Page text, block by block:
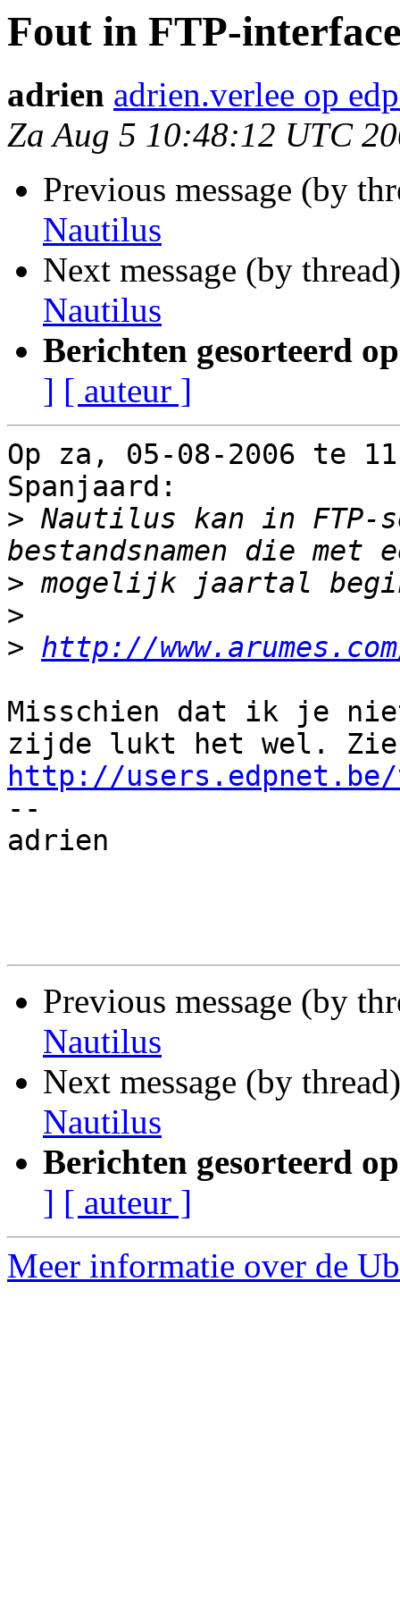
Fout in FTP-
adrien adrien.verlee op
Za Aug 5 10:48:12 UTC
Previous message (by
Nautilus
Next message (by
Nautilus
Berichten gesorteerd
] [ auteur ]
Op za, 05-08-2006 te
Spanjaard:
> Nautilus kan in FTP-
>
>
> http://
Misschien dat ik je
http://users.edpnet.be/
--
adrien
Previous message (by
Nautilus
Next message (by
Nautilus
Berichten gesorteerd
] [ auteur ]
Meer informatie over de